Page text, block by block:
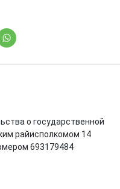
о государственной
райисполкомом 14
693179484